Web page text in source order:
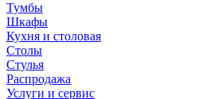
Тумбы
Шкафы
Кухня и столовая
Столы
Стулья
Распродажа
Услуги и сервис